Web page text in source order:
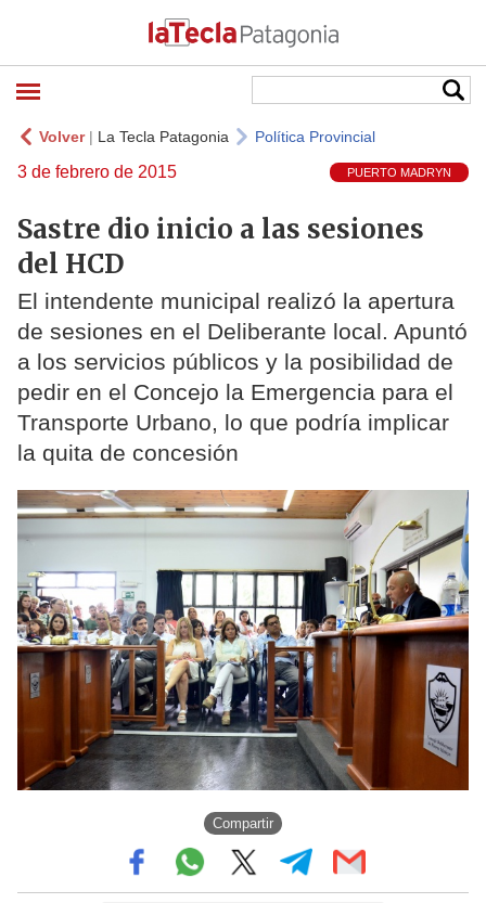
Volver| La Tecla Patagonia Política Provincial
3 de febrero de 2015 PUERTO MADRYN
Sastre dio inicio a las sesiones
del HCD
El intendente municipal realizó la apertura
de sesiones en el Deliberante local. Apuntó
a los servicios públicos y la posibilidad de
pedir en el Concejo la Emergencia para el
Transporte Urbano, lo que podría implicar
la quita de concesión
Compartir